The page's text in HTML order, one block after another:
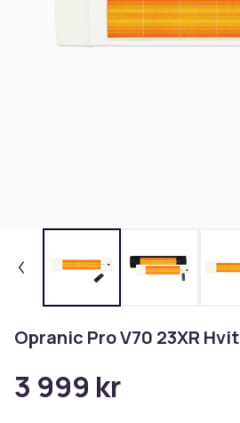
Opranic Pro V70 23XR Hvit
3 999 kr